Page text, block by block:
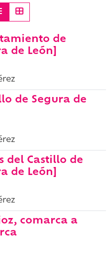
de
de León]
de Segura de
del Castillo de
de León]
comarca a